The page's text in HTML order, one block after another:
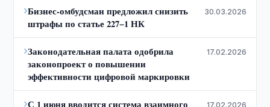
›Бизнес-омбудсман предложил снизить
штрафы по статье 227−1 НК
30.03.2026
›Законодательная палата одобрила
законопроект о повышении
эффективности цифровой маркировки
17.02.2026
›С 1 июня вводится система взаимного 17.02.2026